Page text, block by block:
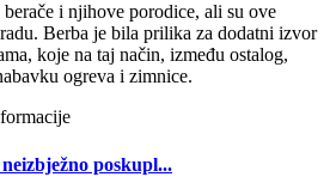
i njihove porodice, ali su ove
Berba je bila prilika za dodatni izvor
koje na taj način, između ostalog,
ogreva i zimnice.
poskupl...